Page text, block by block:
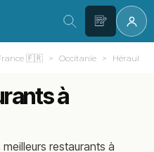
🇫🇷 Occitanie Hérault
à
restaurants à